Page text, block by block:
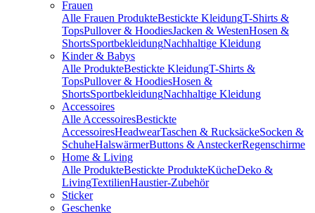
Frauen
Alle Frauen ProdukteBestickte KleidungT-Shirts &
TopsPullover & HoodiesJacken & WestenHosen &
ShortsSportbekleidungNachhaltige Kleidung
Kinder & Babys
Alle ProdukteBestickte KleidungT-Shirts &
TopsPullover & HoodiesHosen &
ShortsSportbekleidungNachhaltige Kleidung
Accessoires
Alle AccessoiresBestickte
AccessoiresHeadwearTaschen & RucksäckeSocken &
SchuheHalswärmerButtons & AnsteckerRegenschirme
Home & Living
Alle ProdukteBestickte ProdukteKücheDeko &
LivingTextilienHaustier-Zubehör
Sticker
Geschenke